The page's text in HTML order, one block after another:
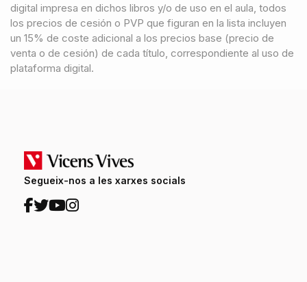
digital impresa en dichos libros y/o de uso en el aula, todos
los precios de cesión o PVP que figuran en la lista incluyen
un 15% de coste adicional a los precios base (precio de
venta o de cesión) de cada título, correspondiente al uso de
plataforma digital.
Segueix-nos a les xarxes socials